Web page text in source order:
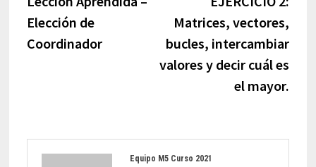
entradas
Elección de
Coordinador
Matrices, vectores,
bucles, intercambiar
valores y decir cuál es
el mayor.
Equipo M5 Curso 2021